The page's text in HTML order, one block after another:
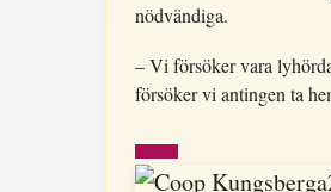
nödvändiga.
– Vi försöker vara
försöker vi antingen ta